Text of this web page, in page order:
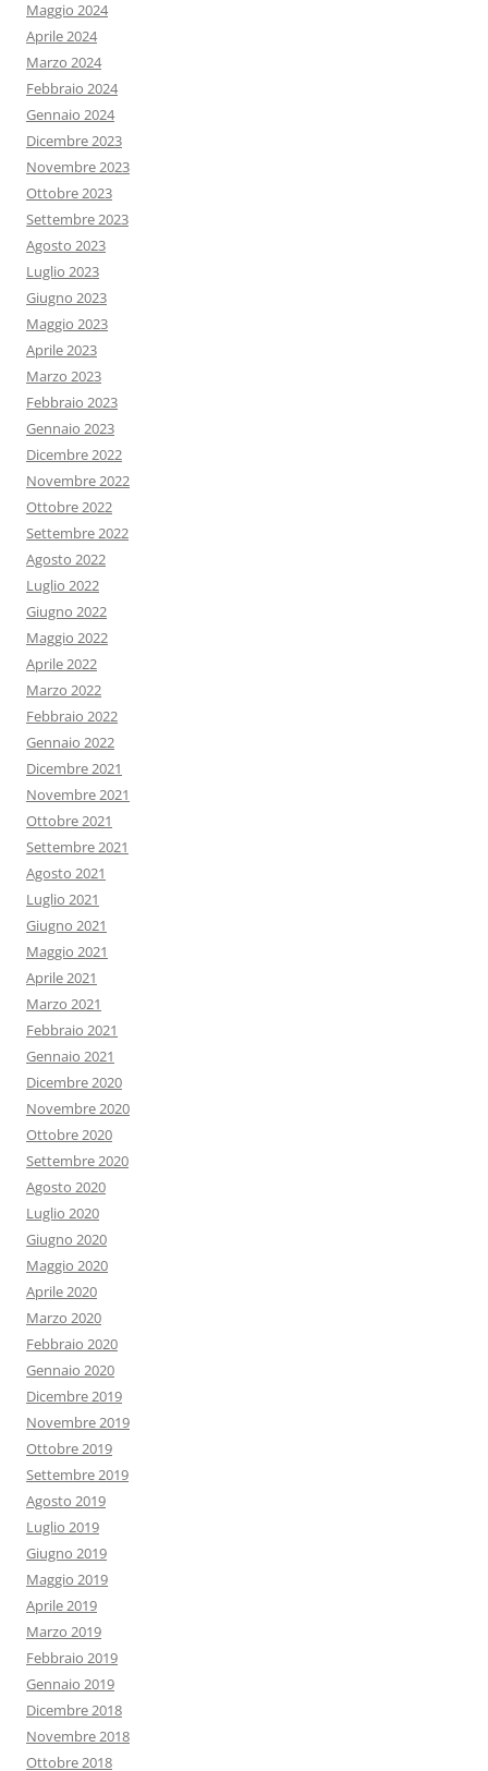
Maggio 2024
Aprile 2024
Marzo 2024
Febbraio 2024
Gennaio 2024
Dicembre 2023
Novembre 2023
Ottobre 2023
Settembre 2023
Agosto 2023
Luglio 2023
Giugno 2023
Maggio 2023
Aprile 2023
Marzo 2023
Febbraio 2023
Gennaio 2023
Dicembre 2022
Novembre 2022
Ottobre 2022
Settembre 2022
Agosto 2022
Luglio 2022
Giugno 2022
Maggio 2022
Aprile 2022
Marzo 2022
Febbraio 2022
Gennaio 2022
Dicembre 2021
Novembre 2021
Ottobre 2021
Settembre 2021
Agosto 2021
Luglio 2021
Giugno 2021
Maggio 2021
Aprile 2021
Marzo 2021
Febbraio 2021
Gennaio 2021
Dicembre 2020
Novembre 2020
Ottobre 2020
Settembre 2020
Agosto 2020
Luglio 2020
Giugno 2020
Maggio 2020
Aprile 2020
Marzo 2020
Febbraio 2020
Gennaio 2020
Dicembre 2019
Novembre 2019
Ottobre 2019
Settembre 2019
Agosto 2019
Luglio 2019
Giugno 2019
Maggio 2019
Aprile 2019
Marzo 2019
Febbraio 2019
Gennaio 2019
Dicembre 2018
Novembre 2018
Ottobre 2018